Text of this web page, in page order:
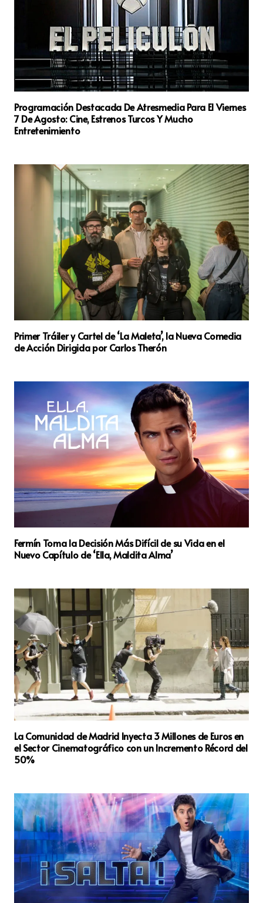
Programación Destacada De Atresmedia Para El Viernes
7 De Agosto: Cine, Estrenos Turcos Y Mucho
Entretenimiento
Primer Tráiler y Cartel de ‘La Maleta’, la Nueva Comedia
de Acción Dirigida por Carlos Therón
Fermín Toma la Decisión Más Difícil de su Vida en el
Nuevo Capítulo de ‘Ella, Maldita Alma’
La Comunidad de Madrid Inyecta 3 Millones de Euros en
el Sector Cinematográfico con un Incremento Récord del
50%